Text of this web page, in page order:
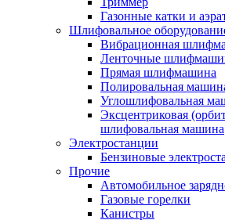
Газонные катки и
Шлифовальное
Вибрационная
Ленточные
Прямая шлифмашина
Полировальная
Углошлифовальная
Эксцентриковая
шлифовальная машина
Электростанции
Бензиновые
Прочие
Автомобильное
Газовые горелки
Канистры